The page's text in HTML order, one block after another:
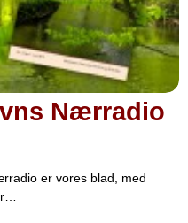
Nærradio
er vores blad, med